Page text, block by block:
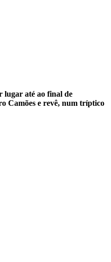
lugar até ao final de
Camões e revê, num tríptico